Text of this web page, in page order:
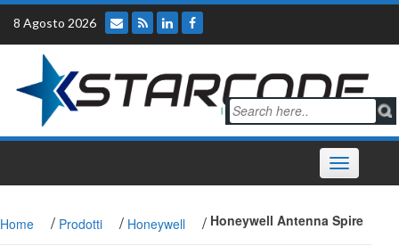
Skip
content
8 Agosto 2026
Toggle
navigation
Home / Prodotti / Honeywell / Honeywell Antenna Spire